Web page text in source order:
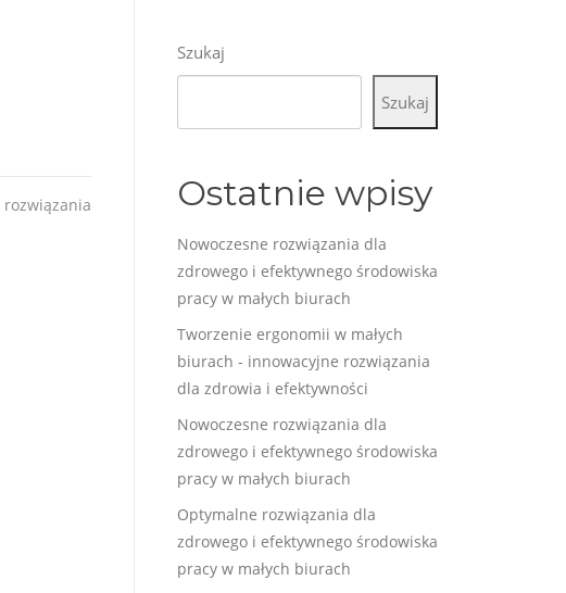
rozwiązania
Szukaj
Szukaj
Ostatnie wpisy
Nowoczesne rozwiązania dla
zdrowego i efektywnego środowiska
pracy w małych biurach
Tworzenie ergonomii w małych
biurach - innowacyjne rozwiązania
dla zdrowia i efektywności
Nowoczesne rozwiązania dla
zdrowego i efektywnego środowiska
pracy w małych biurach
Optymalne rozwiązania dla
zdrowego i efektywnego środowiska
pracy w małych biurach